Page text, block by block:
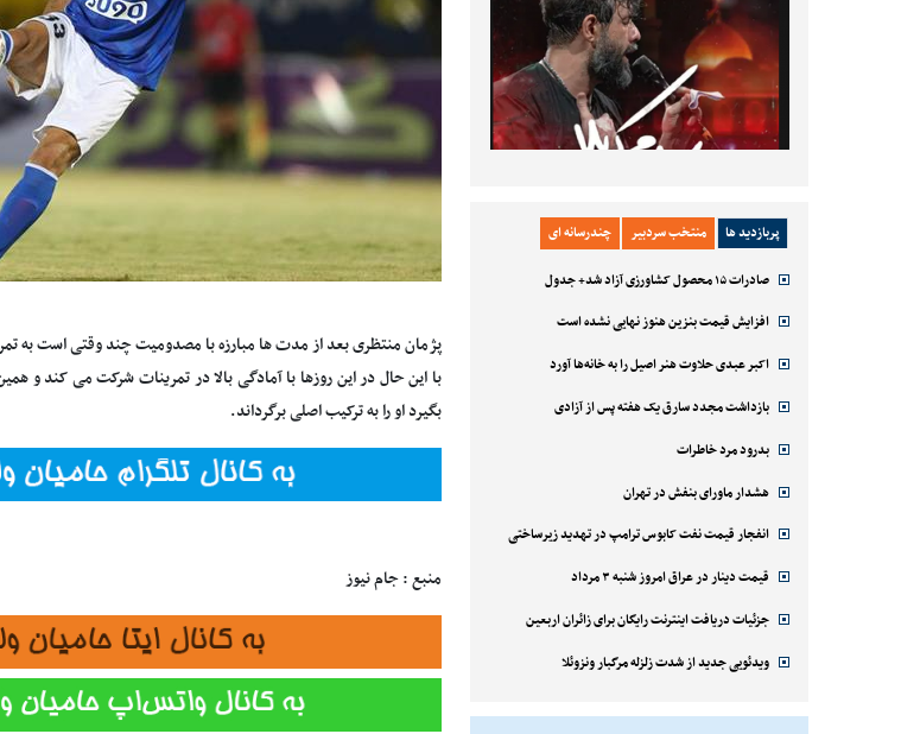
پربازدید ها منتخب سردبیر چندرسانه ای
صادرات ۱۵ محصول کشاورزی آزاد شد+ جدول
افزایش قیمت بنزین هنوز نهایی نشده است
اکبر عبدی حلاوت هنر اصیل را به خانه‌ها آورد
بازداشت مجدد سارق یک هفته پس از آزادی
بدرود مرد خاطرات
هشدار ماورای بنفش در تهران
انفجار قیمت نفت کابوس ترامپ در تهدید زیرساختی
قیمت دینار در عراق امروز شنبه ۳ مرداد
جزئیات دریافت اینترنت رایگان برای زائران اربعین
ویدئویی جدید از شدت زلزله مرگبار ونزوئلا
پژمان منتظری بعد از مدت ها مبارزه با مصدومیت چند وقتی است به
با این حال در این روزها با آمادگی بالا در تمرینات شرکت می کند و
بگیرد او را به ترکیب اصلی برگرداند.
منبع : جام نیوز